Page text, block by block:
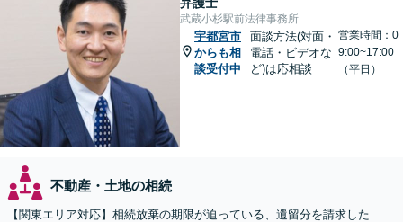
武蔵小杉駅前法律事務所
宇都宮市
からも相
談受付中
面談方法(対面・
電話・ビデオな
ど)は応相談
営業時間：0
9:00~17:00
（平日）
不動産・土地の相続
【関東エリア対応】相続放棄の期限が迫っている、遺留分を請求した